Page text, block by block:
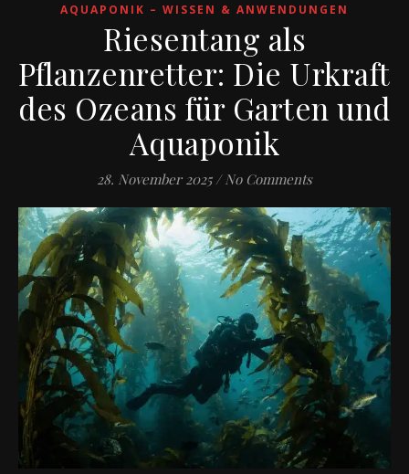
AQUAPONIK – WISSEN & ANWENDUNGEN
Riesentang als
Pflanzenretter: Die Urkraft
des Ozeans für Garten und
Aquaponik
28. November 2025 / No Comments